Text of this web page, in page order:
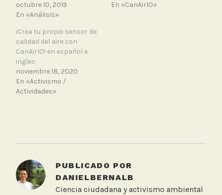
octubre 10, 2019
En «Análisis»
En «CanAirIO»
¡Crea tu propio sensor de
calidad del aire con
CanAirIO! en español e
ingles
noviembre 18, 2020
En «Activismo /
Actividades»
e
d
PUBLICADO POR
DANIELBERNALB
Ciencia ciudadana y activismo ambiental